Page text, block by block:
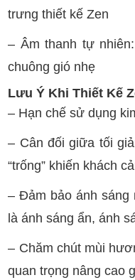
trưng thiết kế Zen
– Âm thanh tự
chuông gió nhẹ
Lưu Ý Khi Thiết Kế
– Hạn chế sử dụng
– Cân đối giữa tối
“trống” khiến khách
– Đảm bảo ánh sáng
là ánh sáng ẩn, ánh
– Chăm chút mùi
quan trọng nâng cao